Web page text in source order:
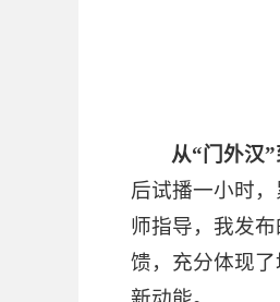
从“门外汉”
后试播一小时
师指导，我发
馈，充分体现